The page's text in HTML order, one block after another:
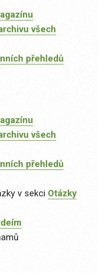
všech
přehledů
všech
přehledů
v sekci Otázky